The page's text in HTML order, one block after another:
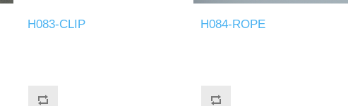
H083-CLIP H084-ROPE